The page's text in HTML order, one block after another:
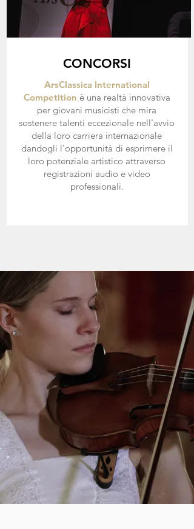
CONCORSI
ArsClassica International
Competition è una realtà innovativa
per giovani musicisti che mira
sostenere talenti eccezionale nell'avvio
della loro carriera internazionale
dandogli l'opportunità di esprimere il
loro potenziale artistico attraverso
registrazioni audio e video
professionali.